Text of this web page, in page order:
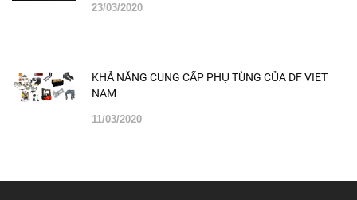
23/03/2020
KHẢ NĂNG CUNG CẤP PHỤ TÙNG CỦA DF VIET
NAM
11/03/2020